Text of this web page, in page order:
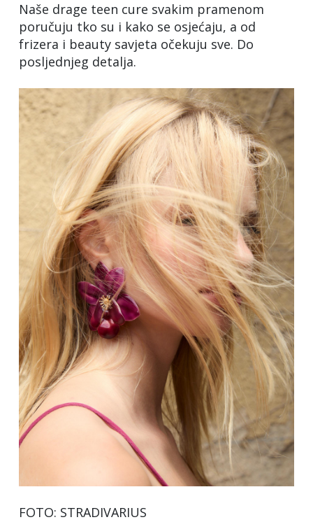
Naše drage teen cure svakim pramenom
poručuju tko su i kako se osjećaju, a od
frizera i beauty savjeta očekuju sve. Do
posljednjeg detalja.
FOTO: STRADIVARIUS